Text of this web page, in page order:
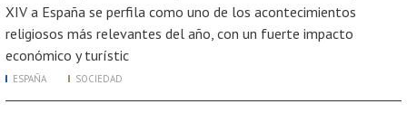
XIV a España se perfila como uno de los acontecimientos
religiosos más relevantes del año, con un fuerte impacto
económico y turístic
ESPAÑA SOCIEDAD